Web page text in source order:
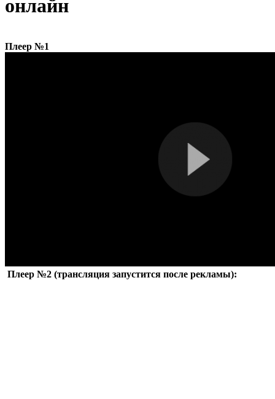
онлайн
Плеер №1
Плеер №2 (трансляция запустится после рекламы):